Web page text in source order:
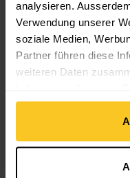
analysieren.
Verwendung unserer
soziale Medien,
Partner führen diese
weiteren Daten
gesammelt haben.
feuchtigkeitsregulierend
formstabil | langlebig
Material
Material mit tierischem